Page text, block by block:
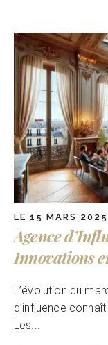
LE 15 MARS 2025
Agence
Innovations
L’évolution du
d’influence
Les...